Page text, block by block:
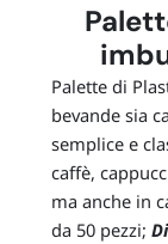
Palette di
bevande sia
semplice e
caffè,
ma anche in
da 50 pezzi;